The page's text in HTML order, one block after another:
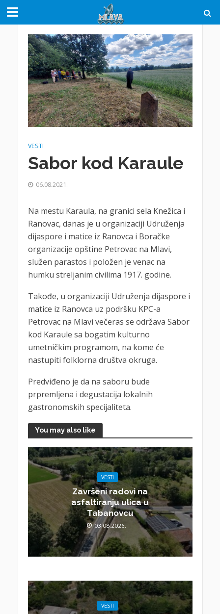
VESTI
Sabor kod Karaule
06.08.2021.
Na mestu Karaula, na granici sela Knežica i
Ranovac, danas je u organizaciji Udruženja
dijaspore i matice iz Ranovca i Boračke
organizacije opštine Petrovac na Mlavi,
služen parastos i položen je venac na
humku streljanim civilima 1917. godine.
Takođe, u organizaciji Udruženja dijaspore i
matice iz Ranovca uz podršku KPC-a
Petrovac na Mlavi večeras se održava Sabor
kod Karaule sa bogatim kulturno
umetničkim programom, na kome će
nastupiti folklorna društva okruga.
Predviđeno je da na saboru bude
prpremljena i degustacija lokalnih
gastronomskih specijaliteta.
You may also like
VESTI
Završeni radovi na
asfaltiranju ulica u
Tabanovcu
03.08.2026.
VESTI